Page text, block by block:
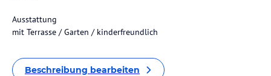
Ausstattung
mit Terrasse / Garten / kinderfreundlich
Beschreibung bearbeiten